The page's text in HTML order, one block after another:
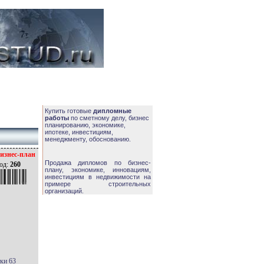
план
260
63
Купить готовые дипломные
работы по сметному делу, бизнес
планированию, экономике,
ипотеке, инвестициям,
менеджменту, обоснованию.
Продажа дипломов по бизнес-
плану, экономике, инновациям,
инвестициям в недвижимости на
примере строительных
организаций.